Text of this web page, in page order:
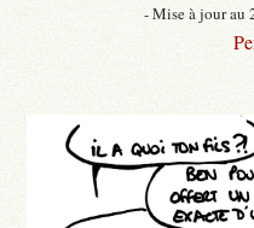
- Mise à jour au